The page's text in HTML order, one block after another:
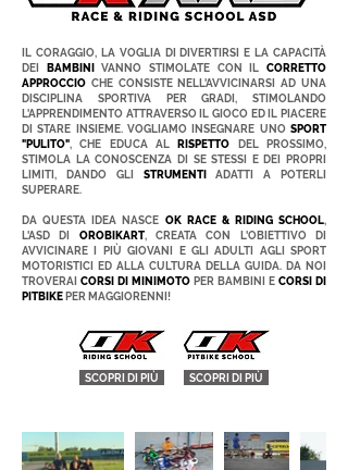
IL CORAGGIO, LA VOGLIA DI DIVERTIRSI E LA CAPACITÀ
DEI
BAMBINI VANNO STIMOLATE CON ILCORRETTO
APPROCCIO CHE CONSISTE NELL'AVVICINARSI AD UNA
DISCIPLINA SPORTIVA PER GRADI, STIMOLANDO
L'APPRENDIMENTO ATTRAVERSO IL GIOCO ED IL PIACERE
DI STARE INSIEME. VOGLIAMO INSEGNARE UNO SPORT
"PULITO", CHE EDUCA AL RISPETTO DEL PROSSIMO,
STIMOLA LA CONOSCENZA DI SE STESSI E DEI PROPRI
LIMITI, DANDO GLI STRUMENTI
ADATTI A POTERLI
SUPERARE.
DA QUESTA IDEA NASCE OK RACE & RIDING SCHOOL,
L'ASD DI OROBIKART, CREATA CON L'OBIETTIVO DI
AVVICINARE I PIÙ GIOVANI E GLI ADULTI AGLI SPORT
MOTORISTICI ED ALLA CULTURA DELLA GUIDA. DA NOI
TROVERAI CORSI DI MINIMOTO PER BAMBINI E CORSI DI
PITBIKE PER MAGGIORENNI!
SCOPRI DI PIÙ SCOPRI DI PIÙ